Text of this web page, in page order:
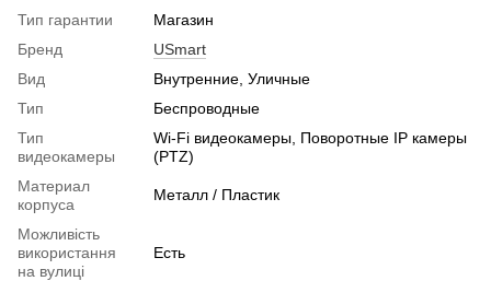
Тип гарантии
Магазин
Бренд
USmart
Вид
Внутренние, Уличные
Тип
Беспроводные
Тип
видеокамеры
Wi-Fi видеокамеры, Поворотные IP камеры
(PTZ)
Материал
корпуса
Металл / Пластик
Можливість
використання
на вулиці
Есть